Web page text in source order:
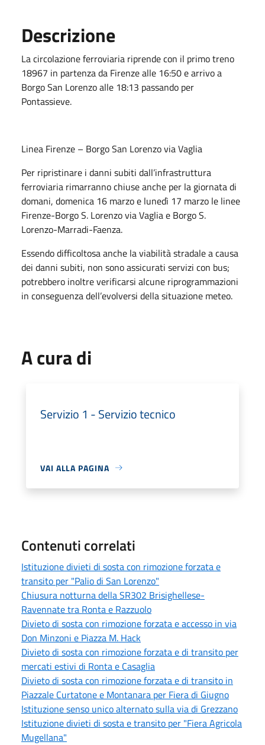
Descrizione
La circolazione ferroviaria riprende con il primo treno
18967 in partenza da Firenze alle 16:50 e arrivo a
Borgo San Lorenzo alle 18:13 passando per
Pontassieve.
Linea Firenze – Borgo San Lorenzo via Vaglia
Per ripristinare i danni subiti dall’infrastruttura
ferroviaria rimarranno chiuse anche per la giornata di
domani, domenica 16 marzo e lunedì 17 marzo le linee
Firenze-Borgo S. Lorenzo via Vaglia e Borgo S.
Lorenzo-Marradi-Faenza.
Essendo difficoltosa anche la viabilità stradale a causa
dei danni subiti, non sono assicurati servizi con bus;
potrebbero inoltre verificarsi alcune riprogrammazioni
in conseguenza dell’evolversi della situazione meteo.
A cura di
Servizio 1 - Servizio tecnico
VAI ALLA PAGINA
Contenuti correlati
Istituzione divieti di sosta con rimozione forzata e
transito per "Palio di San Lorenzo"
Chiusura notturna della SR302 Brisighellese-
Ravennate tra Ronta e Razzuolo
Divieto di sosta con rimozione forzata e accesso in via
Don Minzoni e Piazza M. Hack
Divieto di sosta con rimozione forzata e di transito per
mercati estivi di Ronta e Casaglia
Divieto di sosta con rimozione forzata e di transito in
Piazzale Curtatone e Montanara per Fiera di Giugno
Istituzione senso unico alternato sulla via di Grezzano
Istituzione divieti di sosta e transito per "Fiera Agricola
Mugellana"